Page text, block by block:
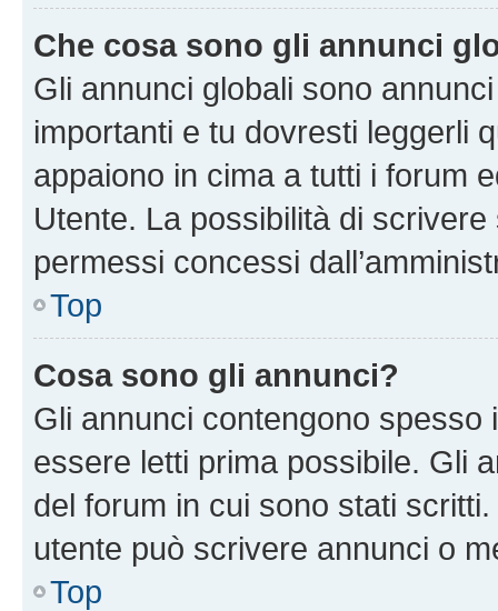
Che cosa sono gli annunci
Gli annunci globali sono
importanti e tu dovresti leggerli
appaiono in cima a tutti i forum
Utente. La possibilità di
permessi concessi
Top
Cosa sono gli annunci?
Gli annunci contengono
essere letti prima possibile. Gli
del forum in cui sono stati
utente può scrivere annunci o
Top